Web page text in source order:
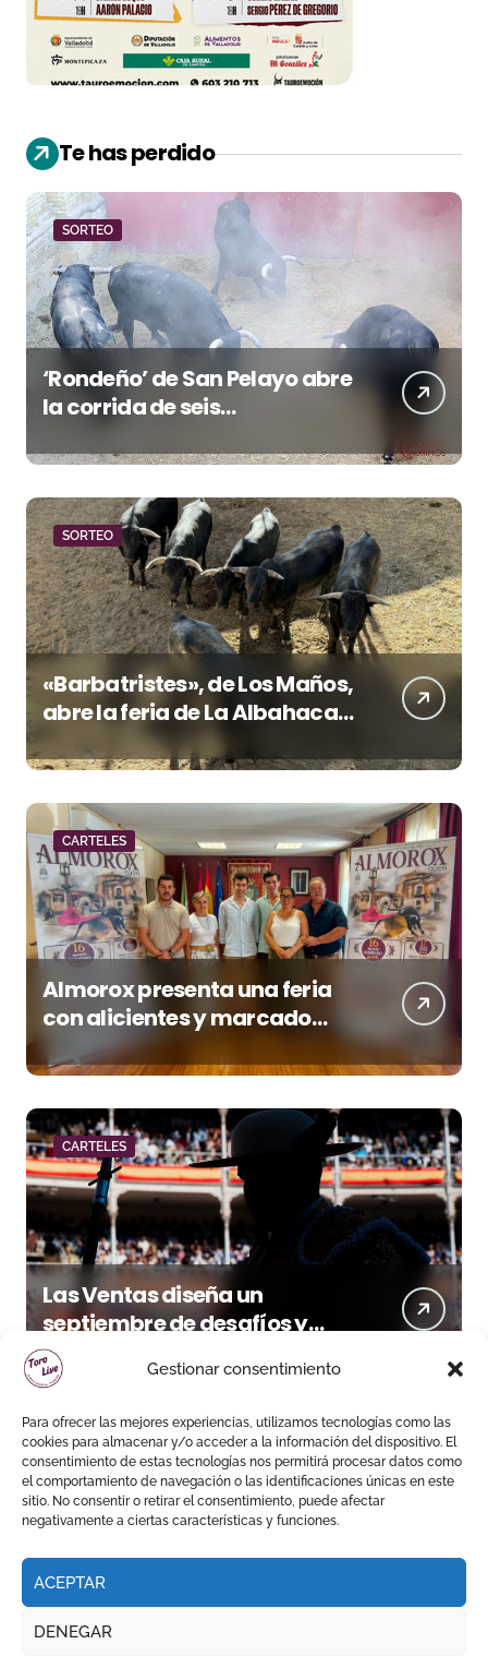
Gestionar consentimiento
Para ofrecer las mejores experiencias, utilizamos tecnologías como las
cookies para almacenar y/o acceder a la información del dispositivo. El
consentimiento de estas tecnologías nos permitirá procesar datos como
el comportamiento de navegación o las identificaciones únicas en este
sitio. No consentir o retirar el consentimiento, puede afectar
negativamente a ciertas características y funciones.
ACEPTAR
DENEGAR
Te has perdido
SORTEO
‘Rondeño’ de San Pelayo abre
la corrida de seis
Santa María esta noche
SORTEO
«Barbatristes», de Los Maños,
abre la feria de La Albahaca
de Huesca
CARTELES
Almorox presenta una feria
con alicientes y marcado
acento torista
CARTELES
Las Ventas diseña un
septiembre de desafíos y
variedad ganadera